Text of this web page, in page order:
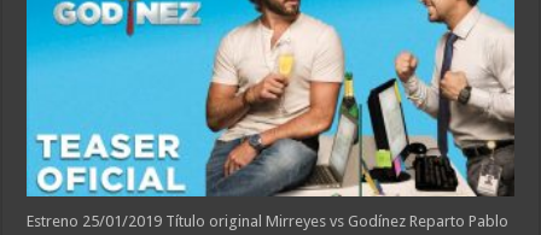
Estreno 25/01/2019 Título original Mirreyes vs Godínez Reparto Pablo